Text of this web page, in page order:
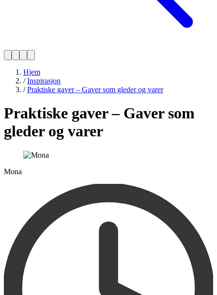
Hjem
/Inspirasjon
/Praktiske gaver – Gaver som gleder og varer
Praktiske gaver – Gaver som
gleder og varer
Mona